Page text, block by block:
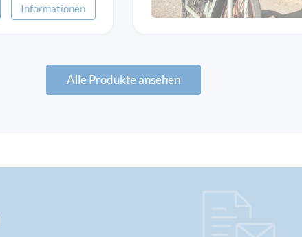
Informationen
Alle Produkte ansehen